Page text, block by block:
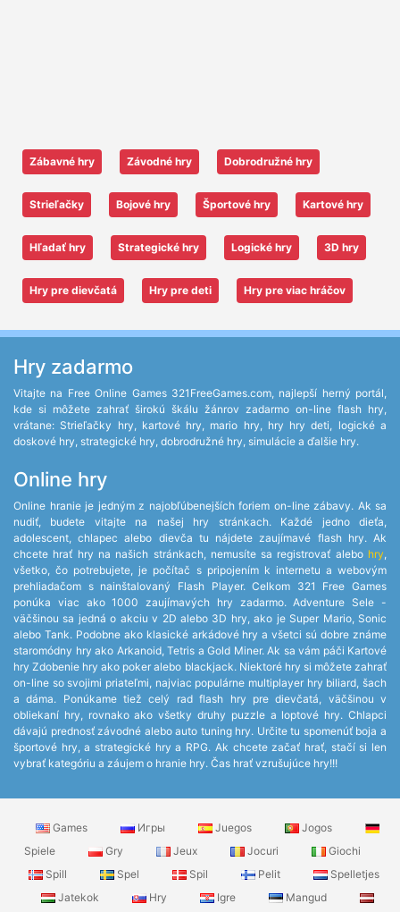
Zábavné hry Závodné hry Dobrodružné hry
Strieľačky Bojové hry Športové hry Kartové hry
Hľadať hry Strategické hry Logické hry 3D hry
Hry pre dievčatá Hry pre deti Hry pre viac hráčov
Hry zadarmo
Vitajte na Free Online Games 321FreeGames.com, najlepší herný portál,
kde si môžete zahrať širokú škálu žánrov zadarmo on-line flash hry,
vrátane: Strieľačky hry, kartové hry, mario hry, hry hry deti, logické a
doskové hry, strategické hry, dobrodružné hry, simulácie a ďalšie hry.
Online hry
Online hranie je jedným z najobľúbenejších foriem on-line zábavy. Ak sa
nudiť, budete vitajte na našej hry stránkach. Každé jedno dieťa,
adolescent, chlapec alebo dievča tu nájdete zaujímavé flash hry. Ak
chcete hrať hry na našich stránkach, nemusíte sa registrovať alebo hry,
všetko, čo potrebujete, je počítač s pripojením k internetu a webovým
prehliadačom s nainštalovaný Flash Player. Celkom 321 Free Games
ponúka viac ako 1000 zaujímavých hry zadarmo. Adventure Sele -
väčšinou sa jedná o akciu v 2D alebo 3D hry, ako je Super Mario, Sonic
alebo Tank. Podobne ako klasické arkádové hry a všetci sú dobre známe
staromódny hry ako Arkanoid, Tetris a Gold Miner. Ak sa vám páči Kartové
hry Zdobenie hry ako poker alebo blackjack. Niektoré hry si môžete zahrať
on-line so svojimi priateľmi, najviac populárne multiplayer hry biliard, šach
a dáma. Ponúkame tiež celý rad flash hry pre dievčatá, väčšinou v
obliekaní hry, rovnako ako všetky druhy puzzle a loptové hry. Chlapci
dávajú prednosť závodné alebo auto tuning hry. Určite tu spomenúť boja a
športové hry, a strategické hry a RPG. Ak chcete začať hrať, stačí si len
vybrať kategóriu a záujem o hranie hry. Čas hrať vzrušujúce hry!!!
Games Игры Juegos
Jogos
Spiele
Gry Jeux Jocuri
Giochi
Spill
Spel Spil Pelit
Spelletjes
Jatekok
Hry Igre Mangud